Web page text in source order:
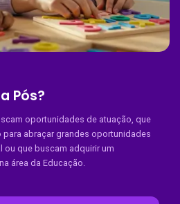
Pós?
oportunidades de atuação, que
abraçar grandes oportunidades
que buscam adquirir um
área da Educação.